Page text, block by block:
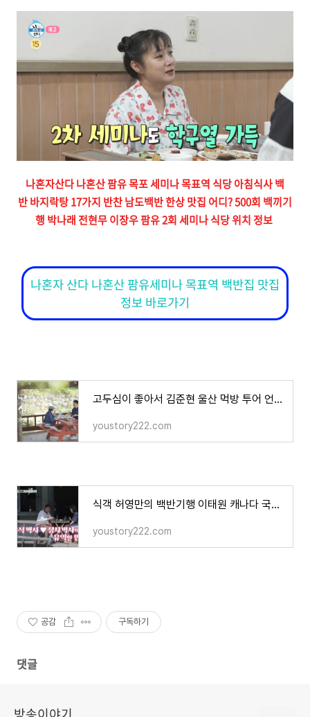
나혼자산다 나혼산 팜유 목포 세미나 목표역 식당 아침식사 백
반 바지락탕 17가지 반찬 남도백반 한상 맛집 어디? 500회 백끼기
행 박나래 전현무 이장우 팜유 2회 세미나 식당 위치 정보
나혼자 산다 나혼산 팜유세미나 목표역 백반집 맛집
정보 바로가기
고두심이 좋아서 김준현 울산 먹방 투어 언양 석쇠 불고기 맛집 어디? 60회 식당 위치 정보 울산
youstory222.com
식객 허영만의 백반기행 이태원 캐나다 국민음식 푸틴 감자튀김 치즈 음식 베쓰푸틴 맛집 어디?
youstory222.com
공감 구독하기
댓글